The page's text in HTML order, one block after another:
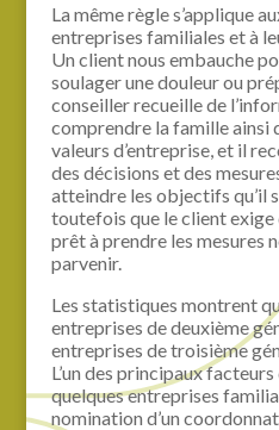
La même règle s’applique
entreprises familiales et à
Un client nous embauche
soulager une douleur ou
conseiller recueille de
comprendre la famille ainsi
valeurs d’entreprise, et il
des décisions et des
atteindre les objectifs qu’il
toutefois que le client exige
prêt à prendre les mesures
parvenir.
Les statistiques montrent
entreprises de deuxième
entreprises de troisième
L’un des principaux
quelques entreprises
nomination d’un